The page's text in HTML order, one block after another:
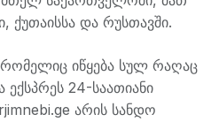
ქუთაისსა და რუსთავში.
იწყება სულ რაღაც
24-საათიანი
არის სანდო